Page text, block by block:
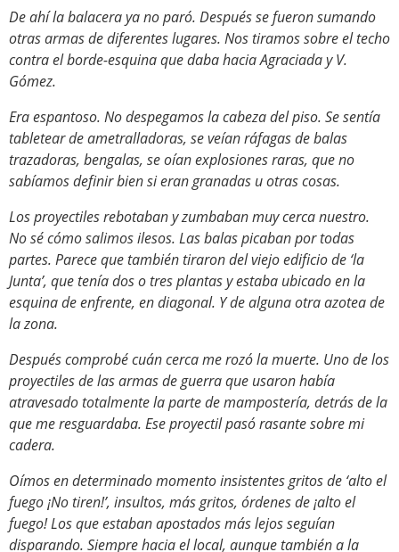
De ahí la balacera ya no paró. Después se fueron sumando
otras armas de diferentes lugares. Nos tiramos sobre el techo
contra el borde-esquina que daba hacia Agraciada y V.
Gómez.
Era espantoso. No despegamos la cabeza del piso. Se sentía
tabletear de ametralladoras, se veían ráfagas de balas
trazadoras, bengalas, se oían explosiones raras, que no
sabíamos definir bien si eran granadas u otras cosas.
Los proyectiles rebotaban y zumbaban muy cerca nuestro.
No sé cómo salimos ilesos. Las balas picaban por todas
partes. Parece que también tiraron del viejo edificio de ‘la
Junta’, que tenía dos o tres plantas y estaba ubicado en la
esquina de enfrente, en diagonal. Y de alguna otra azotea de
la zona.
Después comprobé cuán cerca me rozó la muerte. Uno de los
proyectiles de las armas de guerra que usaron había
atravesado totalmente la parte de mampostería, detrás de la
que me resguardaba. Ese proyectil pasó rasante sobre mi
cadera.
Oímos en determinado momento insistentes gritos de ‘alto el
fuego ¡No tiren!’, insultos, más gritos, órdenes de ¡alto el
fuego! Los que estaban apostados más lejos seguían
disparando. Siempre hacia el local, aunque también a la